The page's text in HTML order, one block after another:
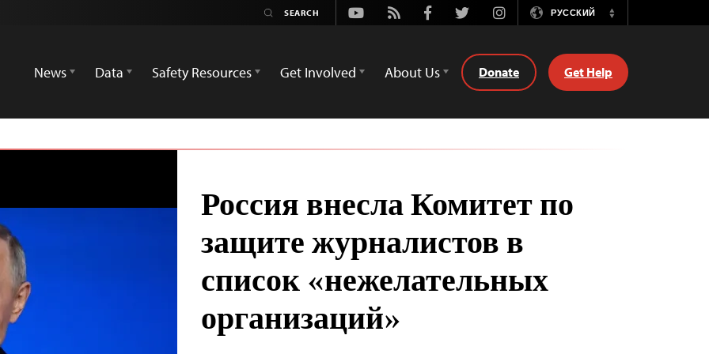
Youtube
Rss FacebookTwitterInstagramРУССКИЙ
Switch
News
Data Safety Resources Get Involved About Us Donate Get Help
Россия внесла Комитет по
защите журналистов в
список «нежелательных
организаций»